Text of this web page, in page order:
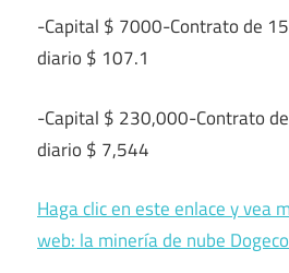
-Capital $ 7000-Contrato de
diario $ 107.1
-Capital $ 230,000-Contrato
diario $ 7,544
Haga clic en este enlace y vea
web: la minería de nube